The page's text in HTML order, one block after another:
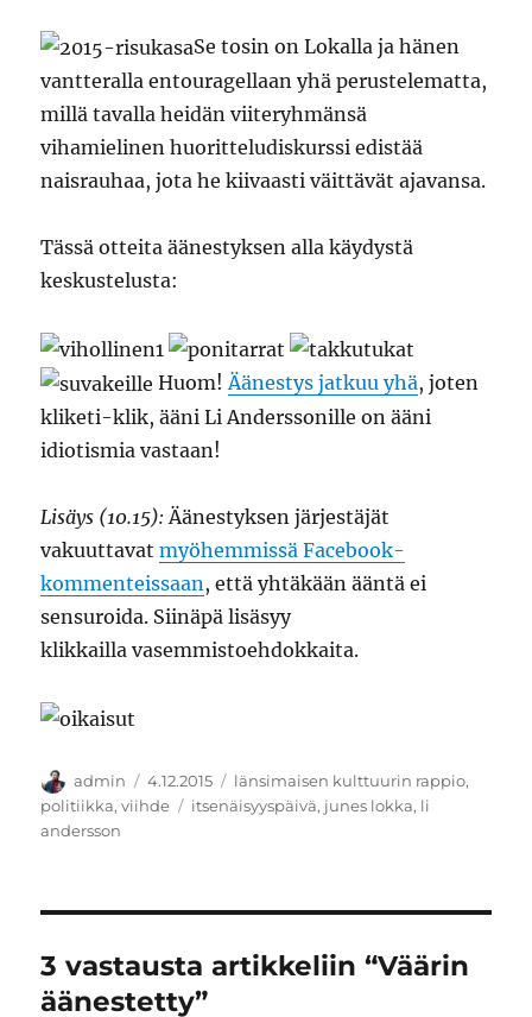
Se tosin on Lokalla ja hänen
vantteralla entouragellaan yhä perustelematta,
millä tavalla heidän viiteryhmänsä
vihamielinen huoritteludiskurssi edistää
naisrauhaa, jota he kiivaasti väittävät ajavansa.
Tässä otteita äänestyksen alla käydystä
keskustelusta:
Huom! Äänestys jatkuu yhä, joten
kliketi-klik, ääni Li Anderssonille on ääni
idiotismia vastaan!
Lisäys (10.15): Äänestyksen järjestäjät
vakuuttavatmyöhemmissä Facebook-
kommenteissaan, että yhtäkään ääntä ei
sensuroida. Siinäpä lisäsyy
klikkailla vasemmistoehdokkaita.
Kirjoittaja
admin Julkaistu
4.12.2015 Kategoriat
länsimaisen kulttuurin rappio,
politiikka,viihde Avainsanat
itsenäisyyspäivä, junes lokka, li
andersson
3 vastausta artikkeliin “Väärin
äänestetty”